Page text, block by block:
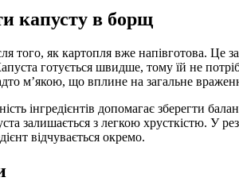
капусту в борщ
того, як картопля вже напівготова. Це
готується швидше, тому їй не
м’якою, що вплине на загальне
інгредієнтів допомагає зберегти
залишається з легкою хрусткістю. У
відчувається окремо.